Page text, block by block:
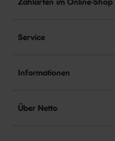
Service
Informationen
Über Netto